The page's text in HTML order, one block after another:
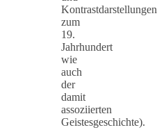
Kontrastdarstellungen
zum
19.
Jahrhundert
wie
auch
der
damit
assoziierten
Geistesgeschichte).